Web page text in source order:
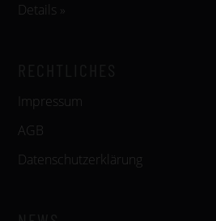
Details »
Impressum
AGB
Datenschutzerklärung